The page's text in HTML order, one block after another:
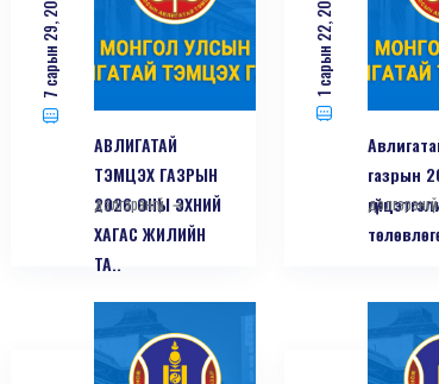
7 сарын 29, 2026
АВЛИГАТАЙ
ТЭМЦЭХ ГАЗРЫН
2026 ОНЫ ЭХНИЙ
ХАГАС ЖИЛИЙН
ТА..
дэлгэрэнгүй
1 сарын 22, 2026
газрын
дэлгэрэнгүй